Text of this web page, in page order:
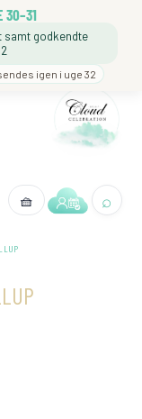
30–31
samt godkendte
igen i uge 32
🧺 ⌕
❓️ BESØG VORES